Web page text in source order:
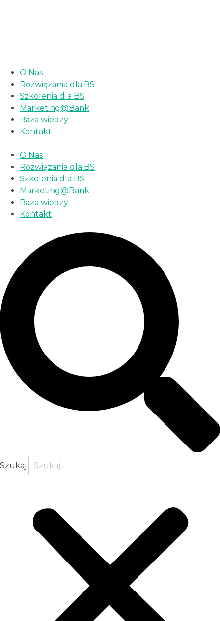
O Nas
Rozwiązania dla BS
Szkolenia dla BS
Marketing@Bank
Baza wiedzy
Kontakt
O Nas
Rozwiązania dla BS
Szkolenia dla BS
Marketing@Bank
Baza wiedzy
Kontakt
Szukaj